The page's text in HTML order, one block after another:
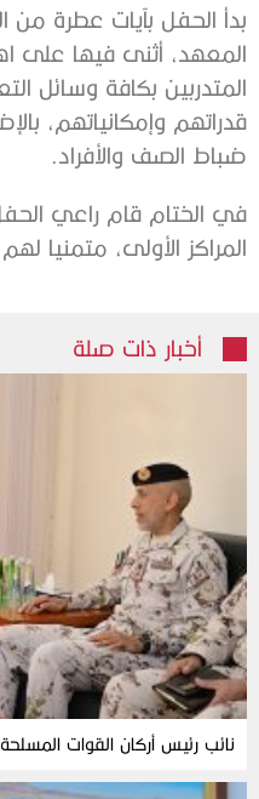
بدأ الحفل بآيات عطرة من
المعهد، أثنى فيها على
المتدربين بكافة وسائل
قدراتهم وإمكانياتهم،
ضباط الصف والأفراد.
في الختام قام راعي
المراكز الأولى، متمنيا
أخبار ذات صلة
نائب رئيس أركان القوات